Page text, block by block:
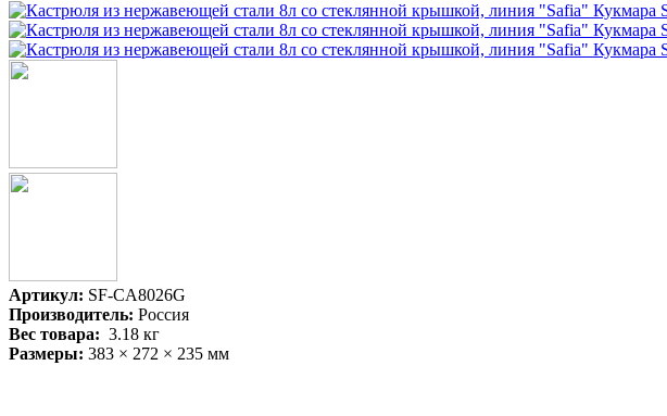
Артикул: SF-CA8026G
Производитель: Россия
Вес товара: 3.18 кг
Размеры: 383 × 272 × 235 мм